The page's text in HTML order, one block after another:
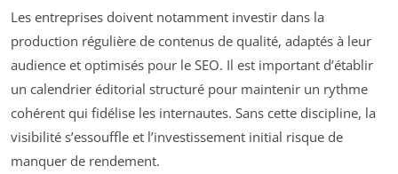
Les entreprises doivent notamment investir dans la
production régulière de contenus de qualité, adaptés à leur
audience et optimisés pour le SEO. Il est important d’établir
un calendrier éditorial structuré pour maintenir un rythme
cohérent qui fidélise les internautes. Sans cette discipline, la
visibilité s’essouffle et l’investissement initial risque de
manquer de rendement.